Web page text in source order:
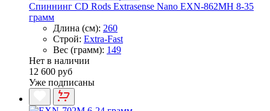
Спиннинг CD Rods Extrasense Nano EXN-862MH 8-35
грамм
Длина (см): 260
Строй: Extra-Fast
Вес (грамм): 149
Нет в наличии
12 600 руб
Уже подписаны